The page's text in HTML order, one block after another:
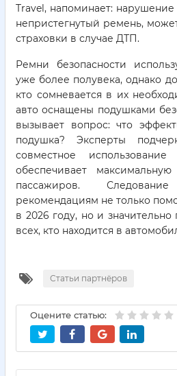
Travel, напоминает:
непристегнутый ремень,
страховки в случае ДТП.
Ремни безопасности
уже более полувека, однако
кто сомневается в их
авто оснащены подушками
вызывает вопрос: что
подушка? Эксперты
совместное
обеспечивает
пассажиров.
рекомендациям не только
в 2026 году, но и значительно
всех, кто находится в
Статьи партнёров
Оцените статью: